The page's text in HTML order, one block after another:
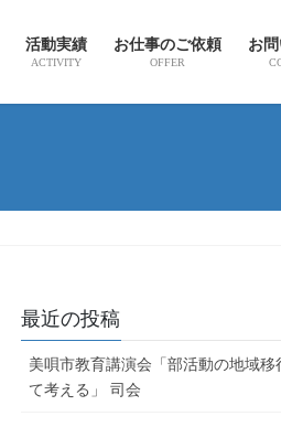
活動実績
ACTIVITY
お仕事のご依頼
OFFER
お
最近の投稿
美唄市教育講演会「部活動の地域移
て考える」 司会